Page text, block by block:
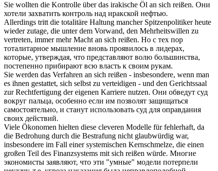
Sie wollten die Kontrolle über das irakische Öl an sich reißen. Они
хотели захватить контроль над иракской нефтью.
Allerdings tritt die totalitäre Haltung mancher Spitzenpolitiker heute
wieder zutage, die unter dem Vorwand, den Mehrheitswillen zu
vertreten, immer mehr Macht an sich reißen. Но с тех пор
тоталитарное мышление вновь проявилось в лидерах,
которые, утверждая, что представляют волю большинства,
постепенно прибирают всю власть к своим рукам.
Sie werden das Verfahren an sich reißen - insbesondere, wenn man
es ihnen gestattet, sich selbst zu verteidigen - und den Gerichtssaal
zur Rechtfertigung der eigenen Karriere nutzen. Они обведут суд
вокруг пальца, особенно если им позволят защищаться
самостоятельно, и станут использовать суд для оправдания
своих действий.
Viele Ökonomen hielten diese cleveren Modelle für fehlerhaft, da
die Bedrohung durch die Bestrafung nicht glaubwürdig war,
insbesondere im Fall einer systemischen Kernschmelze, die einen
großen Teil des Finanzsystems mitsich reißen würde. Многие
экономисты заявляют, что эти "умные" модели потерпели